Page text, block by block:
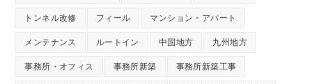
トンネル改修 フィール マンション・アパート
メンテナンス ルートイン 中国地方 九州地方
事務所・オフィス 事務所新築 事務所新築工事